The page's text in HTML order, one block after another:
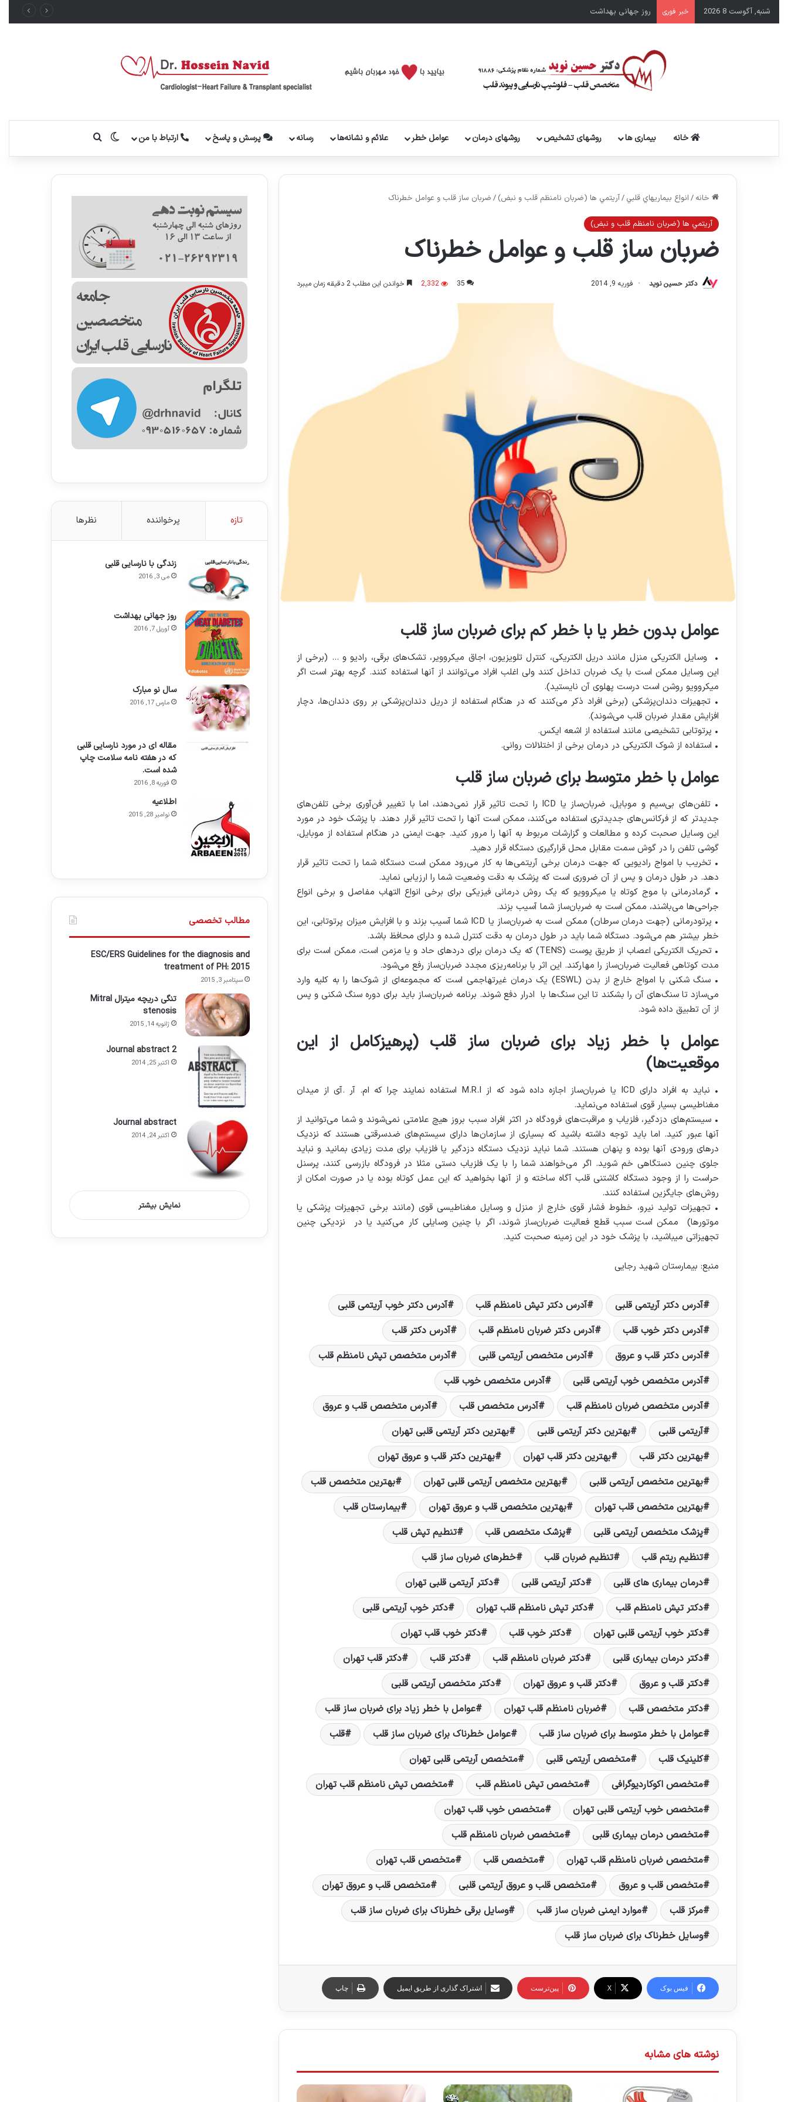
شنبه, آگوست 8 2026 خبر فوری روز جهانی بهداشت
خانه بیماری ها روشهای تشخیص روشهای درمان عوامل خطر علائم و نشانه‌ها رسانه پرسش و پاسخ ارتباط با من تغییر پوسته
خانه / انواع بيماريهاي قلبي /آريتمي ها (ضربان نامنظم قلب و نبض) / ضربان ساز قلب و عوامل خطرناک
آريتمي ها (ضربان نامنظم قلب و نبض)
ضربان ساز قلب و عوامل خطرناک
دکتر حسین نوید فوریه 9, 2014 35
2,332 خواندن این مطلب 2 دقیقه زمان میبرد
عوامل بدون خطر یا با خطر کم برای ضربان ساز قلب
• وسایل الکتریکی منزل مانند دریل الکتریکی، کنترل تلویزیون، اجاق میکروویر، تشک‌های برقی، رادیو و … (برخی از
این وسایل ممکن است با یک ضربان تداخل کنند ولی اغلب افراد می‌توانند از آنها استفاده کنند. گرچه بهتر است اگر
میکروویو روشن است درست پهلوی آن نایستید).
• تجهیزات دندان‌پزشکی (برخی افراد ذکر می‌کنند که در هنگام استفاده از دریل دندان‌پزشکی بر روی دندان‌ها، دچار
افزایش مقدار ضربان قلب می‌شوند).
• پرتوتابی تشخیصی مانند استفاده از اشعه ایکس.
• استفاده از شوک الکتریکی در درمان برخی از اختلالات روانی.
عوامل با خطر متوسط برای ضربان ساز قلب
• تلفن‌های بی‌سیم و موبایل، ضربان‌ساز یا ICD را تحت تاثیر قرار نمی‌دهند، اما با تغییر فن‌آوری برخی تلفن‌های
جدیدتر که از فرکانس‌های جدیدتری استفاده می‌کنند، ممکن است آنها را تحت تاثیر قرار دهند. با پزشک خود در مورد
این وسایل صحبت کرده و مطالعات و گزارشات مربوط به آنها را مرور کنید. جهت ایمنی در هنگام استفاده از موبایل،
گوشی تلفن را در گوش سمت مقابل محل قرارگیری دستگاه قرار دهید.
• تخریب با امواج رادیویی که جهت درمان برخی آریتمی‌ها به کار می‌رود ممکن است دستگاه شما را تحت تاثیر قرار
دهد. در طول درمان و پس از آن ضروری است که پزشک به دقت وضعیت شما را ارزیابی نماید.
• گرمادرمانی با موج کوتاه یا میکروویو که یک روش درمانی فیزیکی برای برخی انواع التهاب مفاصل و برخی انواع
جراحی‌ها می‌باشند،‌ ممکن است به ضربان‌ساز شما آسیب بزند.
• پرتودرمانی (جهت درمان سرطان) ممکن است به ضربان‌ساز یا ICD شما آسیب بزند و با افزایش میزان پرتوتابی، این
خطر بیشتر هم می‌شود. دستگاه شما باید در طول درمان به دقت کنترل شده و دارای محافظ باشد.
• تحریک الکتریکی اعصاب از طریق پوست (TENS) که یک درمان برای دردهای حاد و یا مزمن است، ممکن است برای
مدت کوتاهی فعالیت ضربان‌ساز را مهارکند. این اثر با برنامه‌ریزی مجدد ضربان‌ساز رفع می‌شود.
• سنگ شکنی با امواج خارج از بدن (ESWL) یک درمان غیرتهاجمی است که مجموعه‌ای از شوک‌ها را به کلیه وارد
می‌سازد تا سنگ‌های آن را بشکند تا این سنگ‌ها با ادرار دفع شوند. برنامه ضربان‌ساز باید برای دوره سنگ شکنی و پس
از آن تطبیق داده شود.
عوامل با خطر زیاد برای ضربان ساز قلب (پرهیزکامل از این
موقعیت‌ها)
• نباید به افراد دارای ICD یا ضربان‌ساز اجازه داده شود که از M.R.I استفاده نمایند چرا که ام. آر .آی از میدان
مغناطیسی بسیار قوی استفاده می‌نماید.
• سیستم‌های دزدگیر، فلزیاب و مراقبت‌های فرودگاه در اکثر افراد سبب بروز هیچ علامتی نمی‌شوند و شما می‌توانید از
آنها عبور کنید. اما باید توجه داشته باشید که بسیاری از سازمان‌ها دارای سیستم‌های ضدسرقتی هستند که نزدیک
درهای ورودی آنها بوده و پنهان هستند. شما نباید نزدیک دستگاه دزدگیر یا فلزیاب برای مدت زیادی بمانید و نباید
جلوی چنین دستگاهی خم شوید. اگر می‌خواهند شما را با یک فلزیاب دستی مثلا در فرودگاه بازرسی کنند، پرسنل
حراست را از وجود دستگاه کاشتنی قلب آگاه ساخته و از آنها بخواهید که این عمل کوتاه بوده یا در صورت امکان از
روش‌های جایگزین استفاده کنند.
• تجهیزات تولید نیرو، خطوط فشار قوی خارج از منزل و وسایل مغناطیسی قوی (مانند برخی تجهیزات پزشکی یا
موتورها) ممکن است سبب قطع فعالیت ضربان‌ساز شوند،‌ اگر با چنین وسایلی کار می‌کنید یا در نزدیکی چنین
تجهیزاتی می‏باشید، با پزشک خود در این زمینه صحبت کنید.
منبع: بیمارستان شهید رجایی
آدرس دکتر آریتمی قلبی آدرس دکتر تپش نامنظم قلب
آدرس دکتر خوب آریتمی قلبی
آدرس دکتر خوب قلب
آدرس دکتر ضربان نامنظم قلب
آدرس دکتر قلب
آدرس دکتر قلب و عروق
آدرس متخصص آریتمی قلبی
آدرس متخصص تپش نامنظم قلب
آدرس متخصص خوب آریتمی قلبی
آدرس متخصص خوب قلب
آدرس متخصص ضربان نامنظم قلب
آدرس متخصص قلب
آدرس متخصص قلب و عروق
آریتمی قلبی
بهترین دکتر آریتمی قلبی
بهترین دکتر آریتمی قلبی تهران
بهترین دکتر قلب
بهترین دکتر قلب تهران
بهترین دکتر قلب و عروق تهران
بهترین متخصص آریتمی قلبی
بهترین متخصص آریتمی قلبی تهران
بهترین متخصص قلب
بهترین متخصص قلب تهران
بهترین متخصص قلب و عروق تهران
بیمارستان قلب
پزشک متخصص آریتمی قلبی
پزشک متخصص قلب
تنطیم تپش قلب
تنظیم ریتم قلب
تنظیم ضربان قلب
خطرهای ضربان ساز قلب
درمان بیماری های قلبی
دکتر آریتمی قلبی
دکتر آریتمی قلبی تهران
دکتر تپش نامنظم قلب
دکتر تپش نامنظم قلب تهران
دکتر خوب آریتمی قلبی
دکتر خوب آریتمی قلبی تهران
دکتر خوب قلب
دکتر خوب قلب تهران
دکتر درمان بیماری قلبی
دکتر ضربان نامنظم قلب دکتر قلب
دکتر قلب تهران
دکتر قلب و عروق
دکتر قلب و عروق تهران
دکتر متخصص آریتمی قلبی
دکتر متخصص قلب
ضربان نامنظم قلب تهران
عوامل با خطر زیاد برای ضربان ساز قلب
عوامل با خطر متوسط برای ضربان ساز قلب
عوامل خطرناک برای ضربان ساز قلب
قلب
کلینیک قلب
متخصص آریتمی قلبی
متخصص آریتمی قلبی تهران
متخصص اكوکاردیوگرافی
متخصص تپش نامنظم قلب
متخصص تپش نامنظم قلب تهران
متخصص خوب آریتمی قلبی تهران
متخصص خوب قلب تهران
متخصص درمان بیماری قلبی
متخصص ضربان نامنظم قلب
متخصص ضربان نامنظم قلب تهران
متخصص قلب
متخصص قلب تهران
متخصص قلب و عروق
متخصص قلب و عروق آریتمی قلبی
متخصص قلب و عروق تهران
مرکز قلب
موارد ایمنی ضربان ساز قلب
وسایل برقی خطرناک برای ضربان ساز قلب
وسایل خطرناک برای ضربان ساز قلب
فیس بوک X ‫پین‌ترست اشتراک گذاری از طریق ایمیل چاپ
نوشته های مشابه
تازه پرخواننده نظرها
زندگی با نارسایی قلبی
می 3, 2016
روز جهانی بهداشت
آوریل 7, 2016
سال نو مبارک
مارس 17, 2016
مقاله ای در مورد نارسایی قلبی
که در هفته نامه سلامت چاپ
شده است.
فوریه 8, 2016
اطلاعيه
نوامبر 28, 2015
مطالب تخصصی
ESC/ERS Guidelines for the diagnosis and
treatment of PH: 2015
سپتامبر 3, 2015
تنگی دریچه میترال Mitral
stenosis
ژانویه 14, 2015
Journal abstract 2
اکتبر 25, 2014
Journal abstract
اکتبر 24, 2014
نمایش بیشتر